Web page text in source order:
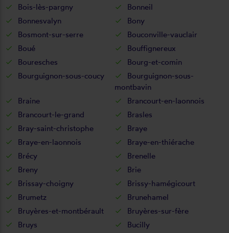
Bois-lès-pargny
Bonneil
Bonnesvalyn
Bony
Bosmont-sur-serre
Bouconville-vauclair
Boué
Bouffignereux
Bouresches
Bourg-et-comin
Bourguignon-sous-coucy
Bourguignon-sous-
montbavin
Braine
Brancourt-en-laonnois
Brancourt-le-grand
Brasles
Bray-saint-christophe
Braye
Braye-en-laonnois
Braye-en-thiérache
Brécy
Brenelle
Breny
Brie
Brissay-choigny
Brissy-hamégicourt
Brumetz
Brunehamel
Bruyères-et-montbérault
Bruyères-sur-fère
Bruys
Bucilly